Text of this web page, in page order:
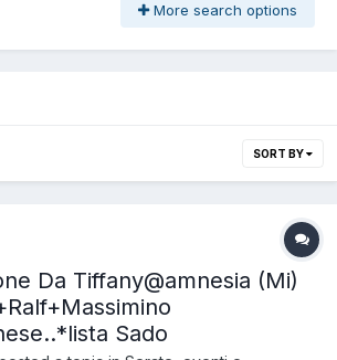
More search options
SORT BY
Da Tiffany@amnesia (Mi)
Sado